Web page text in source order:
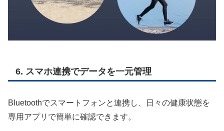
6. スマホ連携でデータを一元管理
Bluetoothでスマートフォンと連携し、日々の健康状態を
専用アプリで簡単に確認できます。